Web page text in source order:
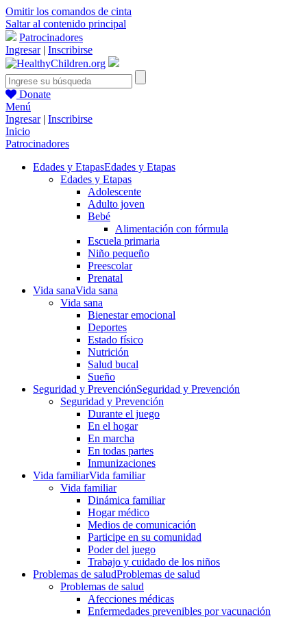
Omitir los comandos de cinta
Saltar al contenido principal
Patrocinadores
Ingresar| Inscribirse
Donate
Menú
Ingresar| Inscribirse
Inicio
Patrocinadores
Edades y EtapasEdades y Etapas
Edades y Etapas
Adolescente
Adulto joven
Bebé
Alimentación con fórmula
Escuela primaria
Niño pequeño
Preescolar
Prenatal
Vida sanaVida sana
Vida sana
Bienestar emocional
Deportes
Estado físico
Nutrición
Salud bucal
Sueño
Seguridad y PrevenciónSeguridad y Prevención
Seguridad y Prevención
Durante el juego
En el hogar
En marcha
En todas partes
Inmunizaciones
Vida familiarVida familiar
Vida familiar
Dinámica familiar
Hogar médico
Medios de comunicación
Participe en su comunidad
Poder del juego
Trabajo y cuidado de los niños
Problemas de saludProblemas de salud
Problemas de salud
Afecciones médicas
Enfermedades prevenibles por vacunación